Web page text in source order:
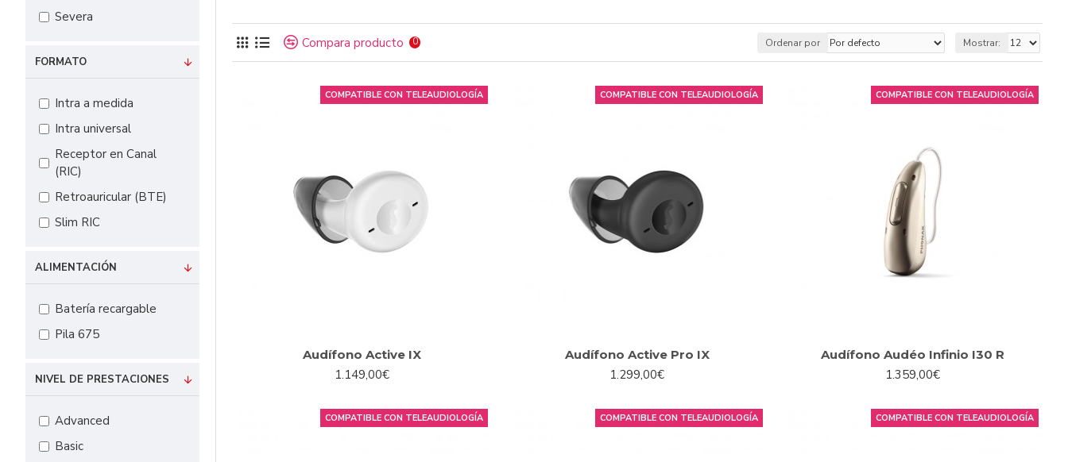
NIVEL DE PRESTACIONES
Advanced
Basic
ALIMENTACIÓN
Batería recargable
Pila 675
FORMATO
Intra a medida
Intra universal
Receptor en Canal
(RIC)
Retroauricular (BTE)
Slim RIC
Severa
capacidad para almacenar energía, muy por encima de los materiales con los que estaban construidas las baterías de los audífonos hasta la fecha.
Las baterías de los audífonos son muy pequeñas y su consumo es bastante bajo; en una carga de apenas 3 horas podrás aguantar un día entero sin
tener que recargar la batería de tu audífono. El Ión-Litio es además un material muy durable, y las baterías hechas de este material raramente se
Si bien a nivel auditivo los audífonos recargables no ofrecen ninguna ventaja sobre los otros (puesto que la tecnología auditiva utilizada en su
de cambiar las pilas. A nivel de manipulación, tu única preocupación pasará por poner a cargar tu audífono cada noche en su estuche cargador,
Si por un casual se te olvidara cargar tu audífono una noche, este te avisará media hora antes de quedarse sin batería, dándote tiempo de darle una
carga momentánea para acabar de pasar el día. Incluso en modelos avanzados puedes monitorear constantemente el nivel de carga a través de una
RemoteControl
Por último, destacar que los audífonos recargables que encontrarás en
Clasono solo contribuyen a mejorar el estado del medio ambiente, sino que
también te ayudarán a ahorrar de forma substancial. No usar pilas es evidentemente una forma de no impactar el medio ambiente de forma
Compara producto 0 Ordenar por Mostrar:
COMPATIBLE CON TELEAUDIOLOGÍA
Audífono Active IX
1.149,00€
COMPATIBLE CON TELEAUDIOLOGÍA
Audífono Active Pro IX
1.299,00€
COMPATIBLE CON TELEAUDIOLOGÍA
Audífono Audéo Infinio I30 R
1.359,00€
COMPATIBLE CON TELEAUDIOLOGÍA COMPATIBLE CON TELEAUDIOLOGÍA COMPATIBLE CON TELEAUDIOLOGÍA